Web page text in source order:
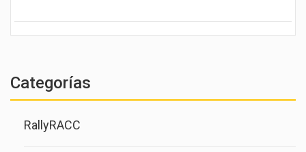
Categorías
RallyRACC